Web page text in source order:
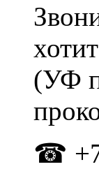
(УФ
☎ +7